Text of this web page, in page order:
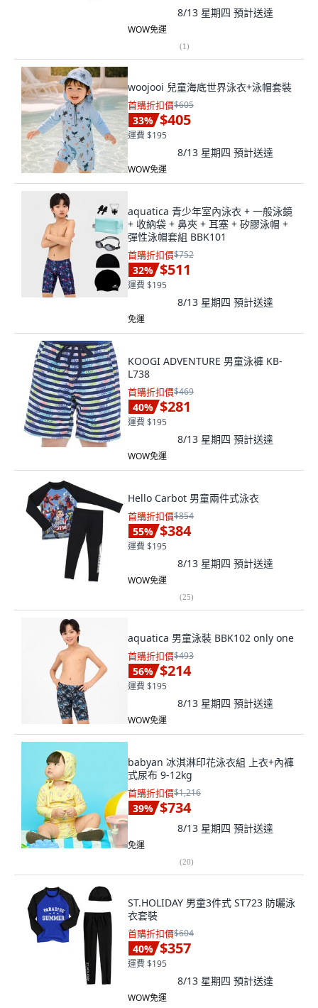
8/13 星期四 預計送達
WOW免運
(1)
woojooi 兒童海底世界泳衣+泳帽套裝
首購折扣價$605
33% $405
運費 $195
8/13 星期四 預計送達
WOW免運
aquatica 青少年室內泳衣 + 一般泳鏡
+ 收納袋 + 鼻夾 + 耳塞 + 矽膠泳帽 +
彈性泳帽套組 BBK101
首購折扣價$752
32% $511
運費 $195
8/13 星期四 預計送達
免運
KOOGI ADVENTURE 男童泳褲 KB-
L738
首購折扣價$469
40% $281
運費 $195
8/13 星期四 預計送達
WOW免運
Hello Carbot 男童兩件式泳衣
首購折扣價$854
55% $384
運費 $195
8/13 星期四 預計送達
WOW免運
(25)
aquatica 男童泳裝 BBK102 only one
首購折扣價$493
56% $214
運費 $195
8/13 星期四 預計送達
WOW免運
babyan 冰淇淋印花泳衣組 上衣+內褲
式尿布 9-12kg
首購折扣價$1,216
39% $734
8/13 星期四 預計送達
免運
(20)
ST.HOLIDAY 男童3件式 ST723 防曬泳
衣套裝
首購折扣價$604
40% $357
運費 $195
8/13 星期四 預計送達
WOW免運